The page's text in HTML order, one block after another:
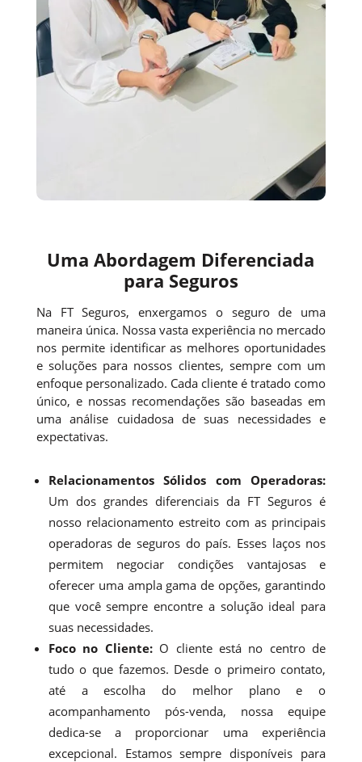
Uma Abordagem Diferenciada
para Seguros
Na FT Seguros, enxergamos o seguro de uma
maneira única. Nossa vasta experiência no mercado
nos permite identificar as melhores oportunidades
e soluções para nossos clientes, sempre com um
enfoque personalizado. Cada cliente é tratado como
único, e nossas recomendações são baseadas em
uma análise cuidadosa de suas necessidades e
expectativas.
Relacionamentos Sólidos com Operadoras:
Um dos grandes diferenciais da FT Seguros é
nosso relacionamento estreito com as principais
operadoras de seguros do país. Esses laços nos
permitem negociar condições vantajosas e
oferecer uma ampla gama de opções, garantindo
que você sempre encontre a solução ideal para
suas necessidades.
Foco no Cliente:O cliente está no centro de
tudo o que fazemos. Desde o primeiro contato,
até a escolha do melhor plano e o
acompanhamento pós-venda, nossa equipe
dedica-se a proporcionar uma experiência
excepcional. Estamos sempre disponíveis para